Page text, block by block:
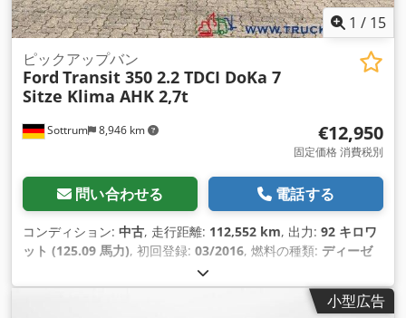
1 / 15
Sottrum 8,946 km
ピックアップバン
Ford Transit 350 2.2 TDCI DoKa 7
Sitze Klima AHK 2,7t
€12,950
固定価格 消費税別
問い合わせる 電話する
コンディション: 中古, 走行距離: 112,552 km, 出力: 92 キロワ
ット (125.09 馬力), 初回登録: 03/2016, 燃料の種類: ディーゼ
2,186 kg（キログラム）
kg（キログラム）, 総重量:3,500 kg（キログラム）, アクスル
その他, 色:
小型広告